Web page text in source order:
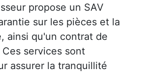
propose un SAV
sur les pièces et la
ainsi qu'un contrat de
services sont
assurer la tranquillité